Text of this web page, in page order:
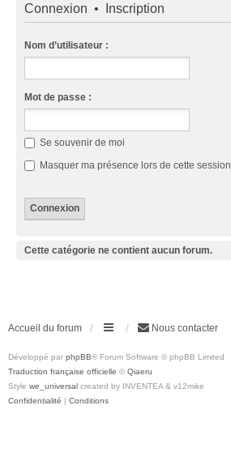
Connexion • Inscription
Nom d’utilisateur :
Mot de passe :
Se souvenir de moi
Masquer ma présence lors de cette session
Cette catégorie ne contient aucun forum.
Accueil du forum Nous contacter
Développé par phpBB® Forum Software © phpBB Limited
Traduction française officielle © Qiaeru
Style we_universal created by INVENTEA & v12mike
Confidentialité | Conditions